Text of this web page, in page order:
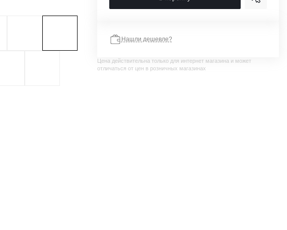
Нашли дешевле?
Цена действительна только для интернет магазина и может
отличаться от цен в розничных магазинах